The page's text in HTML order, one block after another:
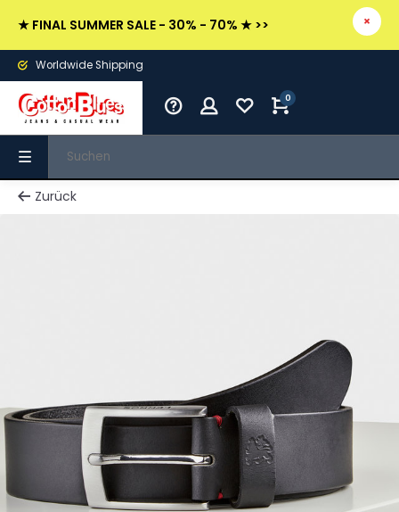
★ FINAL SUMMER SALE - 30% - 70% ★ >>
Worldwide Shipping
0
Zurück